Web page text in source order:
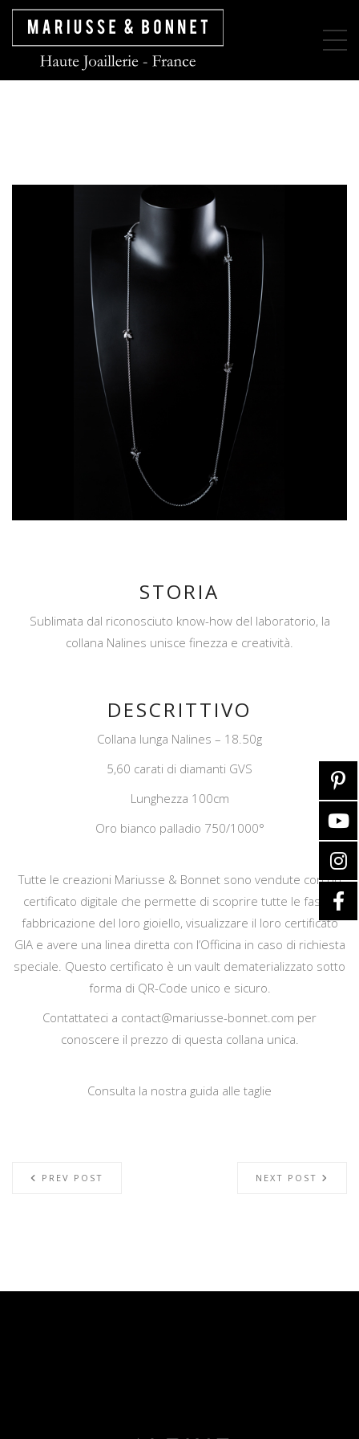
STORIA
Sublimata dal riconosciuto know-how del laboratorio, la
collana Nalines unisce finezza e creatività.
DESCRITTIVO
Collana lunga Nalines – 18.50g
5,60 carati di diamanti GVS
Lunghezza 100cm
Oro bianco palladio 750/1000°
Tutte le creazioni Mariusse & Bonnet sono vendute con un
certificato digitale che permette di scoprire tutte le fasi di
fabbricazione del loro gioiello, visualizzare il loro certificato
GIA e avere una linea diretta con l’Officina in caso di richiesta
speciale. Questo certificato è un vault dematerializzato sotto
forma di QR-Code unico e sicuro.
Contattateci a contact@mariusse-bonnet.com per
conoscere il prezzo di questa collana unica.
Consulta la nostra guida alle taglie
PREV POST NEXT POST